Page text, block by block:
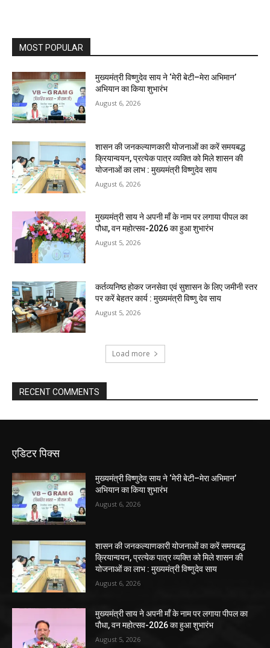
MOST POPULAR
मुख्यमंत्री विष्णुदेव साय ने ‘मेरी बेटी–मेरा अभिमान’
अभियान का किया शुभारंभ
August 6, 2026
शासन की जनकल्याणकारी योजनाओं का करें समयबद्ध
क्रियान्वयन, प्रत्येक पात्र व्यक्ति को मिले शासन की
योजनाओं का लाभ : मुख्यमंत्री विष्णुदेव साय
August 6, 2026
मुख्यमंत्री साय ने अपनी माँ के नाम पर लगाया पीपल का
पौधा, वन महोत्सव-2026 का हुआ शुभारंभ
August 5, 2026
कर्तव्यनिष्ठ होकर जनसेवा एवं सुशासन के लिए जमीनी स्तर
पर करें बेहतर कार्य : मुख्यमंत्री विष्णु देव साय
August 5, 2026
Load more
RECENT COMMENTS
एडिटर पिक्स
मुख्यमंत्री विष्णुदेव साय ने ‘मेरी बेटी–मेरा अभिमान’
अभियान का किया शुभारंभ
August 6, 2026
शासन की जनकल्याणकारी योजनाओं का करें समयबद्ध
क्रियान्वयन, प्रत्येक पात्र व्यक्ति को मिले शासन की
योजनाओं का लाभ : मुख्यमंत्री विष्णुदेव साय
August 6, 2026
मुख्यमंत्री साय ने अपनी माँ के नाम पर लगाया पीपल का
पौधा, वन महोत्सव-2026 का हुआ शुभारंभ
August 5, 2026